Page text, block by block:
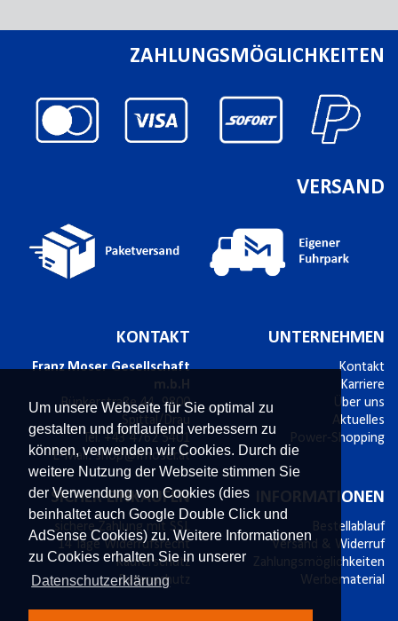
Um unsere Webseite für Sie optimal zu
gestalten und fortlaufend verbessern zu
können, verwenden wir Cookies. Durch die
weitere Nutzung der Webseite stimmen Sie
der Verwendung von Cookies (dies
beinhaltet auch Google Double Click und
AdSense Cookies) zu. Weitere Informationen
zu Cookies erhalten Sie in unserer
Datenschutzerklärung
ZAHLUNGSMÖGLICHKEITEN
VERSAND
KONTAKT
Franz Moser Gesellschaft
m.b.H
Bünkerstraße 44,9800
Spittal/Drau
Tel. +43 4762 5401
E-Mail: shop@fmoser.at
UNTERNEHMEN
Kontakt
Karriere
Über uns
Aktuelles
Power-Shopping
SICHER EINKAUFEN
sichere Zahlung mit SSL
14 Tage Widerrufsrecht
Käuferschutz
Datenschutz
INFORMATIONEN
Bestellablauf
Versand & Widerruf
Zahlungsmöglichkeiten
Werbematerial